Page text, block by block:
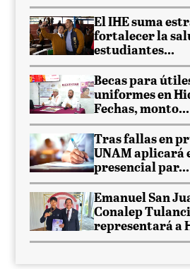
El IHE suma
fortalecer la
estudiantes...
Becas para
uniformes en
Fechas, monto...
Tras fallas en
UNAM aplicará
presencial par...
Emanuel San
Conalep
representará a